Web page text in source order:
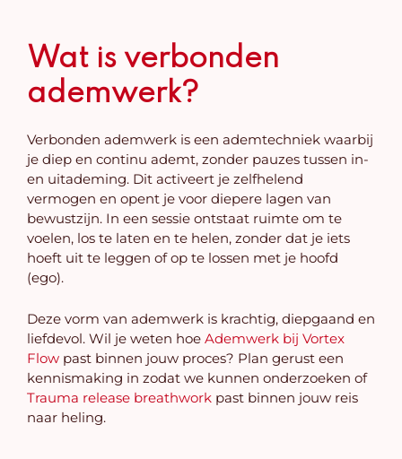
Wat is verbonden
ademwerk?
Verbonden ademwerk is een ademtechniek waarbij
je diep en continu ademt, zonder pauzes tussen in-
en uitademing. Dit activeert je zelfhelend
vermogen en opent je voor diepere lagen van
bewustzijn. In een sessie ontstaat ruimte om te
voelen, los te laten en te helen, zonder dat je iets
hoeft uit te leggen of op te lossen met je hoofd
(ego).
Deze vorm van ademwerk is krachtig, diepgaand en
liefdevol. Wil je weten hoe Ademwerk bij Vortex
Flow past binnen jouw proces? Plan gerust een
kennismaking in zodat we kunnen onderzoeken of
Trauma release breathwork past binnen jouw reis
naar heling.